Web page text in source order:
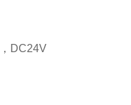
， DC24V